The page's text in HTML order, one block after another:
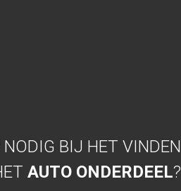
NODIG BIJ HET VINDEN
AUTO ONDERDEEL?